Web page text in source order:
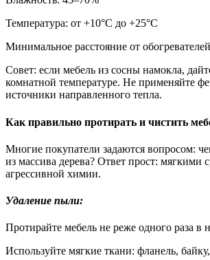
Температура: от +10°С до +25°С
Минимальное расстояние от
Совет: если мебель из сосны намокла,
комнатной температуре. Не применяйте
источники направленного тепла.
Как правильно протирать и чистить
Многие покупатели задаются вопросом:
из массива дерева? Ответ прост: мягкими
агрессивной химии.
Удаление пыли:
Протирайте мебель не реже одного раза в
Используйте мягкие ткани: фланель,